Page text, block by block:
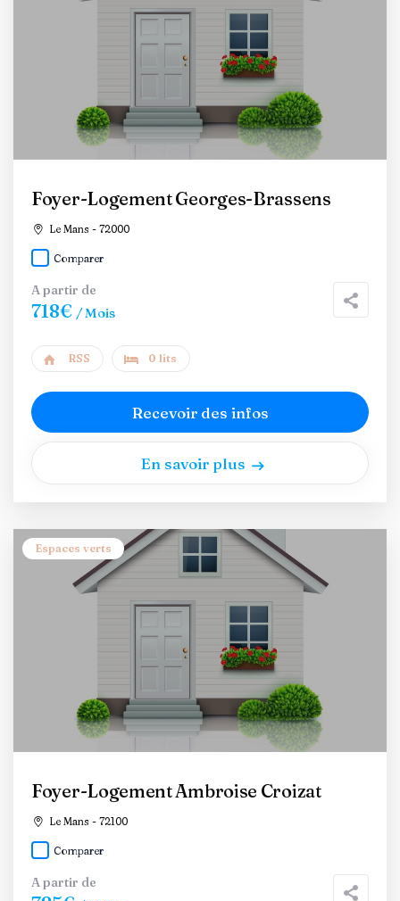
Foyer-Logement Georges-Brassens
Le Mans - 72000
Comparer
A partir de
718€ / Mois
RSS 0 lits
Recevoir des infos
En savoir plus
Espaces verts
Foyer-Logement Ambroise Croizat
Le Mans - 72100
Comparer
A partir de